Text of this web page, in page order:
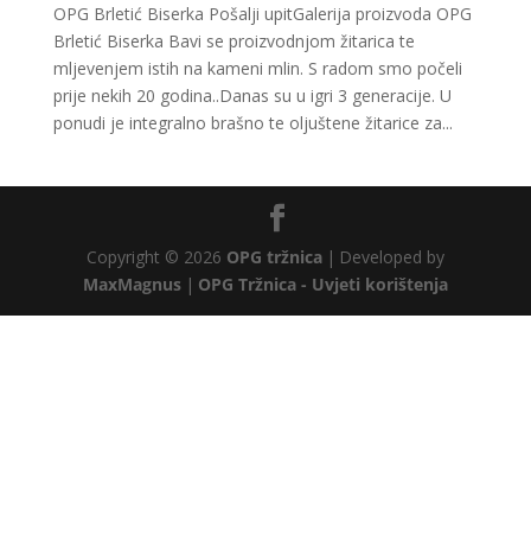
OPG Brletić Biserka Pošalji upitGalerija proizvoda OPG
Brletić Biserka Bavi se proizvodnjom žitarica te
mljevenjem istih na kameni mlin. S radom smo počeli
prije nekih 20 godina..Danas su u igri 3 generacije. U
ponudi je integralno brašno te oljuštene žitarice za...
Copyright © 2026 OPG tržnica | Developed by
MaxMagnus | OPG Tržnica - Uvjeti korištenja